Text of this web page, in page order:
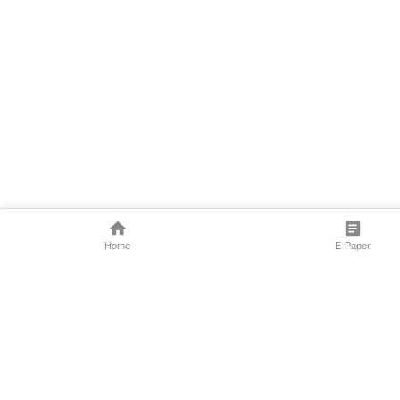
Home E-Paper